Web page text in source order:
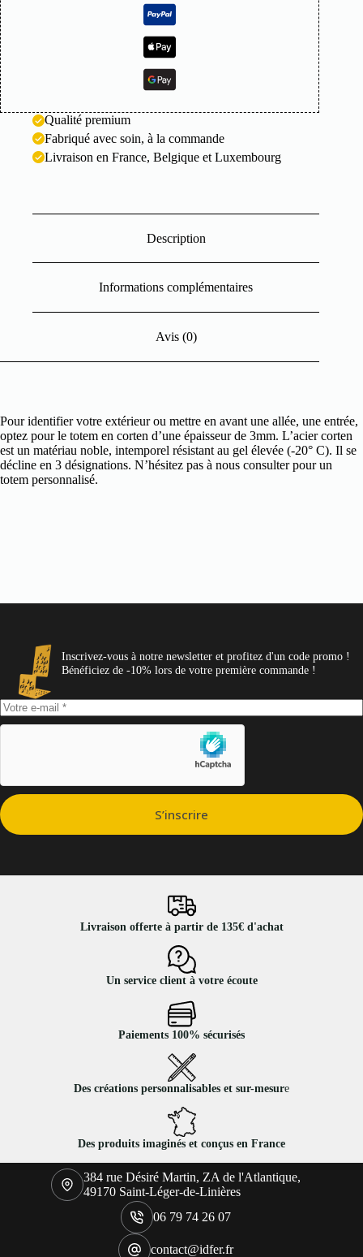
Qualité premium
Fabriqué avec soin, à la commande
Livraison en France, Belgique et Luxembourg
Description
Informations complémentaires
Avis (0)
Pour identifier votre extérieur ou mettre en avant une allée, une entrée,
optez pour le totem en corten d’une épaisseur de 3mm. L’acier corten
est un matériau noble, intemporel résistant au gel élevée (-20° C). Il se
décline en 3 désignations. N’hésitez pas à nous consulter pour un
totem personnalisé.
Inscrivez-vous à notre newsletter et profitez d'un code promo !
Bénéficiez de -10% lors de votre première commande !
S’inscrire
Livraison offerte à partir de 135€ d'achat
Un service client à votre écoute
Paiements 100% sécurisés
Des créations personnalisables et sur-mesure
Des produits imaginés et conçus en France
384 rue Désiré Martin, ZA de l'Atlantique,
49170 Saint-Léger-de-Linières
06 79 74 26 07
contact@idfer.fr